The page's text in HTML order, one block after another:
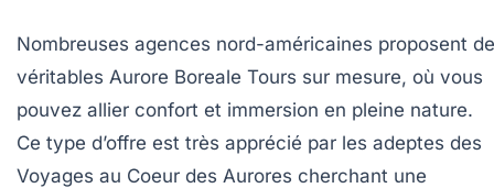
Nombreuses agences nord-américaines proposent de
véritables Aurore Boreale Tours sur mesure, où vous
pouvez allier confort et immersion en pleine nature.
Ce type d’offre est très apprécié par les adeptes des
Voyages au Coeur des Aurores cherchant une